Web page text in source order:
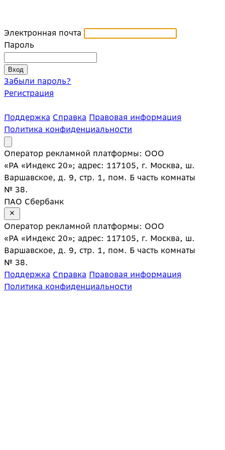
Электронная почта
Пароль
Забыли пароль?
Регистрация
Поддержка Справка Правовая информация
Политика конфиденциальности
Оператор рекламной платформы: ООО
«РА «Индекс 20»; адрес: 117105, г. Москва, ш.
Варшавское, д. 9, стр. 1, пом. Б часть комнаты
№ 38.
ПАО Сбербанк
Оператор рекламной платформы: ООО
«РА «Индекс 20»; адрес: 117105, г. Москва, ш.
Варшавское, д. 9, стр. 1, пом. Б часть комнаты
№ 38.
Поддержка Справка Правовая информация
Политика конфиденциальности